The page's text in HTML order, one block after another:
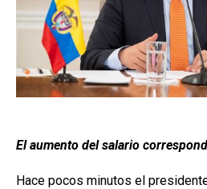
El aumento del salario
Hace pocos minutos el